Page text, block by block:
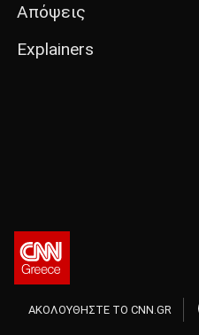
Απόψεις
Explainers
ΑΚΟΛΟΥΘΗΣΤΕ ΤΟ CNN.GR